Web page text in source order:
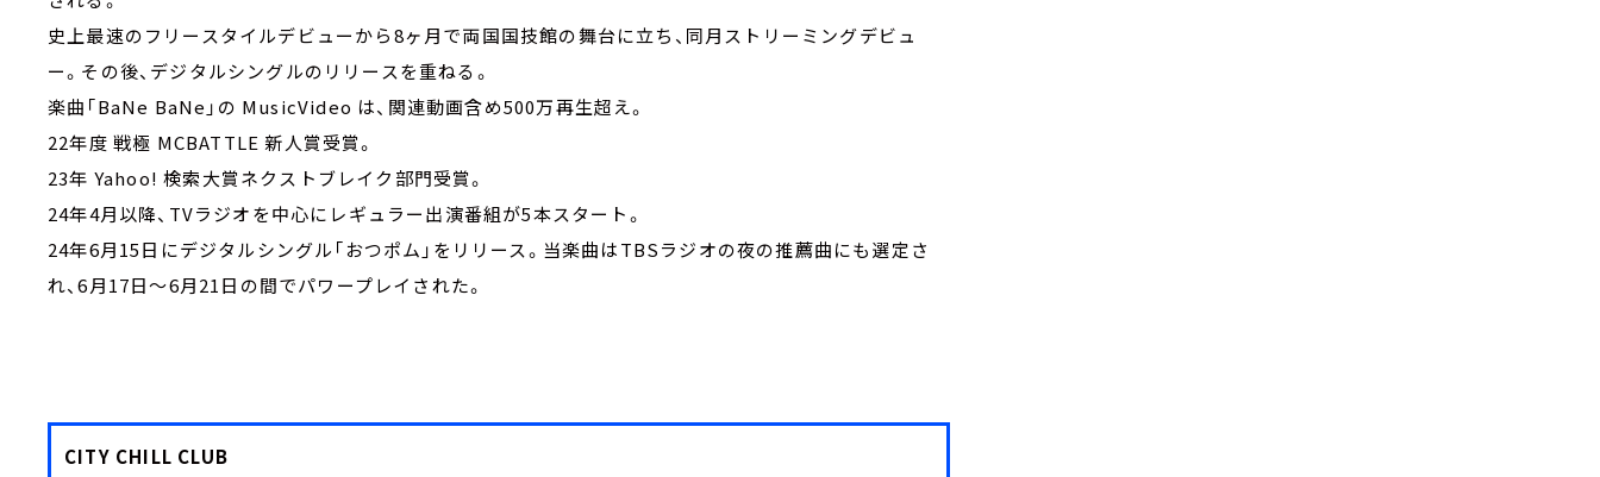
史上最速のフリースタイルデビューから8ヶ月で両国国技館の舞台に立ち、同月ストリーミングデビュ
ー。その後、デジタルシングルのリリースを重ねる。
楽曲「BaNe BaNe」の MusicVideo は、関連動画含め500万再生超え。
22年度 戦極 MCBATTLE 新人賞受賞。
23年 Yahoo! 検索大賞ネクストブレイク部門受賞。
24年4月以降、TVラジオを中心にレギュラー出演番組が5本スタート。
24年6月15日にデジタルシングル「おつポム」をリリース。当楽曲はTBSラジオの夜の推薦曲にも選定さ
れ、6月17日～6月21日の間でパワープレイされた。
CITY CHILL CLUB